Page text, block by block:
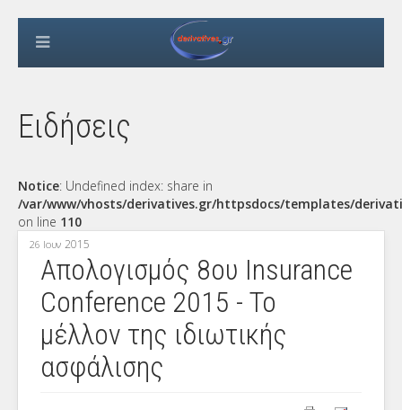
Ειδήσεις
Notice: Undefined index: share in
/var/www/vhosts/derivatives.gr/httpsdocs/templates/
on line 110
26 Ιουν 2015
Απολογισμός 8ου Insurance
Conference 2015 - Το
μέλλον της ιδιωτικής
ασφάλισης